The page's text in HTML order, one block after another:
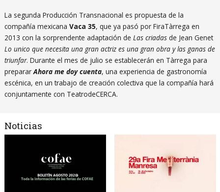
La segunda Producción Transnacional es propuesta de la
compañía mexicana Vaca 35, que ya pasó por FiraTàrrega en
2013 con la sorprendente adaptación de Las criadasde Jean Genet
Lo unico que necesita una gran actriz es una gran obra y las ganas de
triunfar. Durante el mes de julio se establecerán en Tàrrega para
preparar Ahora me doy cuenta, una experiencia de gastronomía
escénica, en un trabajo de creación colectiva que la compañía hará
conjuntamente con TeatrodeCERCA.
Noticias